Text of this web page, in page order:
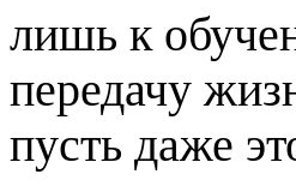
лишь к
передачу
пусть даже